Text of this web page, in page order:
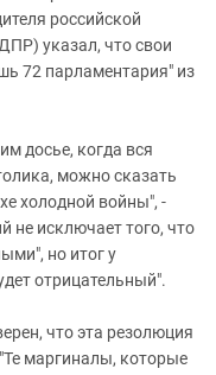
российской
указал, что свои
72 парламентария" из
досье, когда вся
можно сказать
холодной войны", -
не исключает того, что
но итог у
отрицательный".
что эта резолюция
маргиналы, которые